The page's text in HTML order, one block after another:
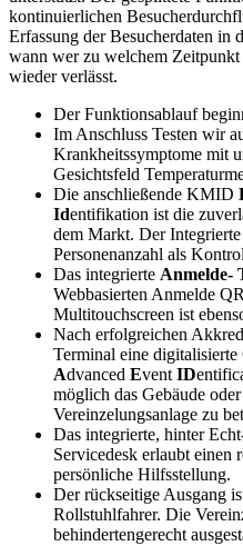
kontinuierlichen
Erfassung der Besucherdaten in
wann wer zu welchem Zeitpunkt
wieder verlässt.
Der Funktionsablauf
Im Anschluss Testen wir
Krankheitssymptome mit
Gesichtsfeld
Die anschließende KMID
Identifikation ist die
dem Markt. Der
Personenanzahl als
Das integrierte Anmelde-
Webbasierten Anmelde
Multitouchscreen ist
Nach erfolgreichen
Terminal eine digitalisierte
Advanced Event ID
möglich das Gebäude
Vereinzelungsanlage zu
Das integrierte, hinter
Servicedesk erlaubt einen
persönliche Hilfsstellung.
Der rückseitige Ausgang
Rollstuhlfahrer. Die
behindertengerecht